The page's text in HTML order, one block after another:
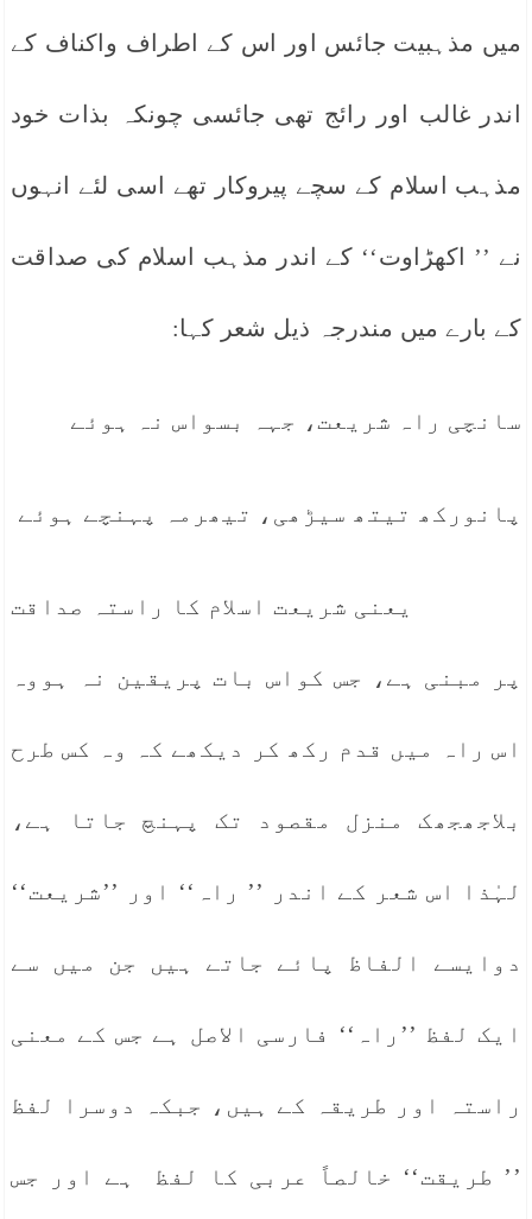
میں مذہبیت جائس اور اس کے اطراف واکناف کے
اندر غالب اور رائج تھی جائسی چونکہ بذات خود
مذہب اسلام کے سچے پیروکار تھے اسی لئے انہوں
نے ’’ اکھڑاوت‘‘ کے اندر مذہب اسلام کی صداقت
کے بارے میں مندرجہ ذیل شعر کہا:
سانچی راہ شریعت، جہہ بسواس نہ ہوئے
پانورکھ تیتھ سیڑھی، تیھرمہ پہنچے ہوئے
یعنی شریعت اسلام کا راستہ صداقت
پر مبنی ہے، جس کواس بات پریقین نہ ہووہ
اس راہ میں قدم رکھ کر دیکھے کہ وہ کس طرح
بلاجھجھک منزل مقصود تک پہنچ جاتا ہے،
لہٰذا اس شعر کے اندر ’’ راہ‘‘ اور ’’شریعت‘‘
دوایسے الفاظ پائے جاتے ہیں جن میں سے
ایک لفظ ’’راہ‘‘ فارسی الاصل ہے جس کے معنی
راستہ اور طریقہ کے ہیں، جبکہ دوسرا لفظ
’’ طریقت‘‘ خالصاً عربی کا لفظ ہے اور جس